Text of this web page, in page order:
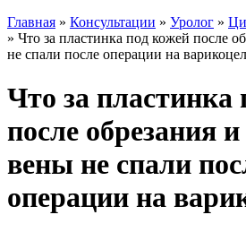
Главная » Консультации » Уролог »
» Что за пластинка под кожей после
не спали после операции на
Что за пластинка
после обрезания
вены не спали
операции на